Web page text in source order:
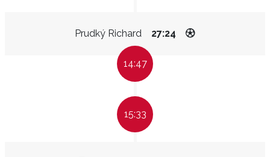
Prudký Richard 27:24
14:47
15:33